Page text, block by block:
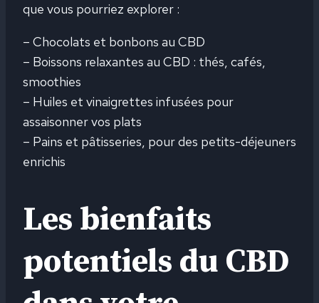
que vous pourriez explorer :
– Chocolats et bonbons au CBD
– Boissons relaxantes au CBD : thés, cafés,
smoothies
– Huiles et vinaigrettes infusées pour
assaisonner vos plats
– Pains et pâtisseries, pour des petits-déjeuners
enrichis
Les bienfaits
potentiels du CBD